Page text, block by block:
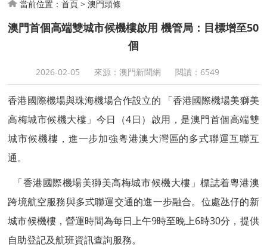
當前位置：首頁 >澳門頭條
澳門首個高端雙城市候機樓啟用 機管局：目標增至50
個
2026-02-05 來源：澳門新聞網 閱讀： 6549
香港國際機場與珠海機場合作設立的 「香港國際機場美獅美
高梅城市候機大樓」今日（4日）啟用，是澳門首個高端雙
城市候機樓，進一步加強粵港澳大灣區的多式聯運互聯互
通。
「香港國際機場美獅美高梅城市候機大樓」標誌着粵港澳
跨境航空服務與多式聯運交通的進一步融合。位處氹仔的新
城市候機樓，營運時間為每日上午9時至晚上6時30分，提供
自助登記及航班資訊查詢服務。